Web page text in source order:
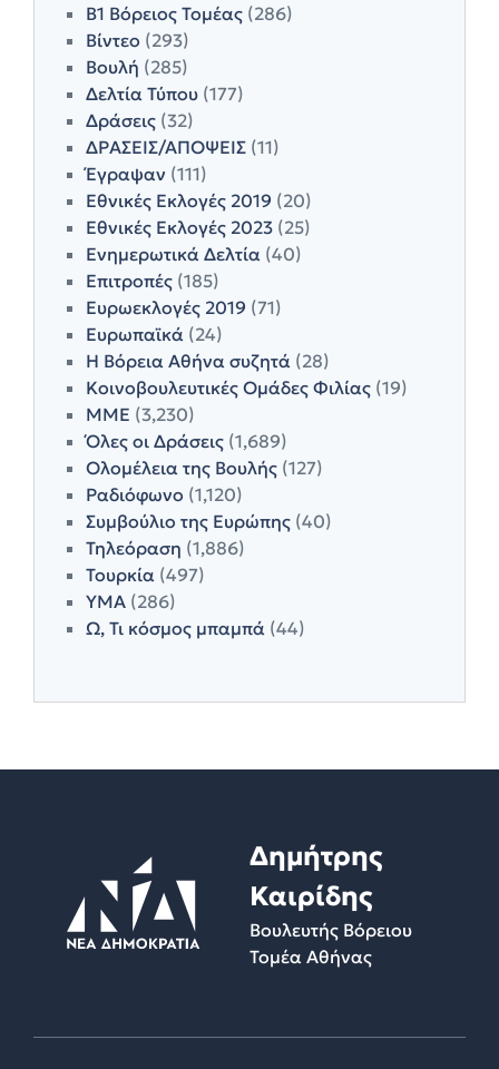
Β1 Βόρειος Τομέας (286)
Βίντεο (293)
Βουλή (285)
Δελτία Τύπου (177)
Δράσεις (32)
ΔΡΑΣΕΙΣ/ΑΠΟΨΕΙΣ (11)
Έγραψαν (111)
Εθνικές Εκλογές 2019 (20)
Εθνικές Εκλογές 2023 (25)
Ενημερωτικά Δελτία (40)
Επιτροπές (185)
Ευρωεκλογές 2019 (71)
Ευρωπαϊκά (24)
Η Βόρεια Αθήνα συζητά (28)
Κοινοβουλευτικές Ομάδες Φιλίας (19)
ΜΜΕ (3,230)
Όλες οι Δράσεις (1,689)
Ολομέλεια της Βουλής (127)
Ραδιόφωνο (1,120)
Συμβούλιο της Ευρώπης (40)
Τηλεόραση (1,886)
Τουρκία (497)
ΥΜΑ (286)
Ω, Τι κόσμος μπαμπά (44)
Δημήτρης
Καιρίδης
Βουλευτής Βόρειου
Τομέα Αθήνας